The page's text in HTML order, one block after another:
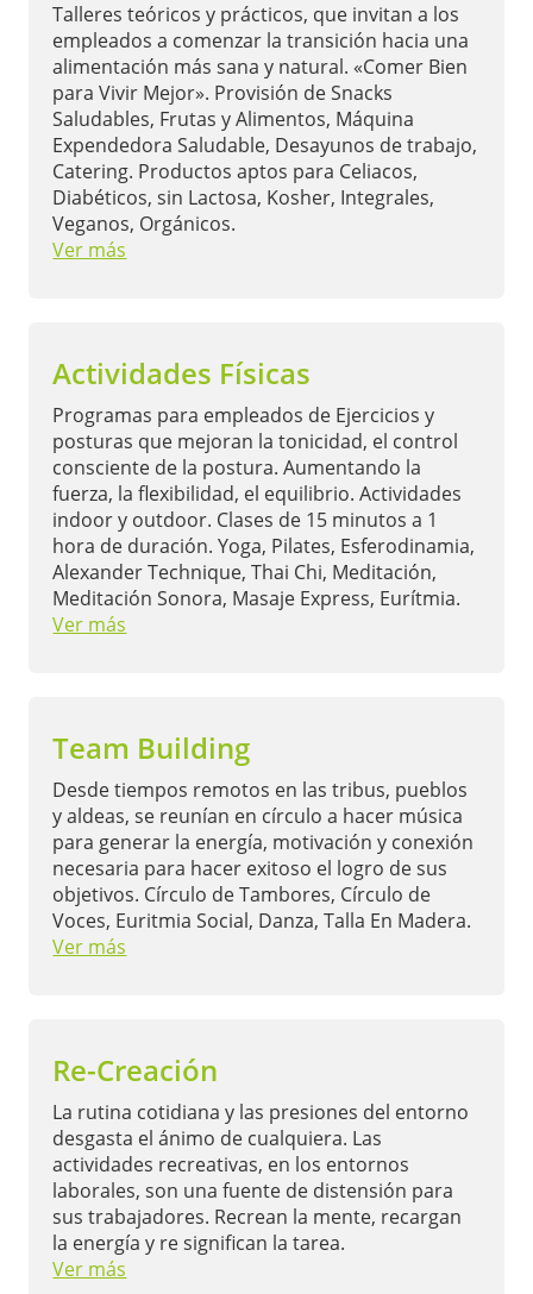
Talleres teóricos y prácticos, que invitan a los
empleados a comenzar la transición hacia una
alimentación más sana y natural. «Comer Bien
para Vivir Mejor». Provisión de Snacks
Saludables, Frutas y Alimentos, Máquina
Expendedora Saludable, Desayunos de trabajo,
Catering. Productos aptos para Celiacos,
Diabéticos, sin Lactosa, Kosher, Integrales,
Veganos, Orgánicos.
Ver más
Actividades Físicas
Programas para empleados de Ejercicios y
posturas que mejoran la tonicidad, el control
consciente de la postura. Aumentando la
fuerza, la flexibilidad, el equilibrio. Actividades
indoor y outdoor. Clases de 15 minutos a 1
hora de duración. Yoga, Pilates, Esferodinamia,
Alexander Technique, Thai Chi, Meditación,
Meditación Sonora, Masaje Express, Eurítmia.
Ver más
Team Building
Desde tiempos remotos en las tribus, pueblos
y aldeas, se reunían en círculo a hacer música
para generar la energía, motivación y conexión
necesaria para hacer exitoso el logro de sus
objetivos. Círculo de Tambores, Círculo de
Voces, Euritmia Social, Danza, Talla En Madera.
Ver más
Re-Creación
La rutina cotidiana y las presiones del entorno
desgasta el ánimo de cualquiera. Las
actividades recreativas, en los entornos
laborales, son una fuente de distensión para
sus trabajadores. Recrean la mente, recargan
la energía y re significan la tarea.
Ver más